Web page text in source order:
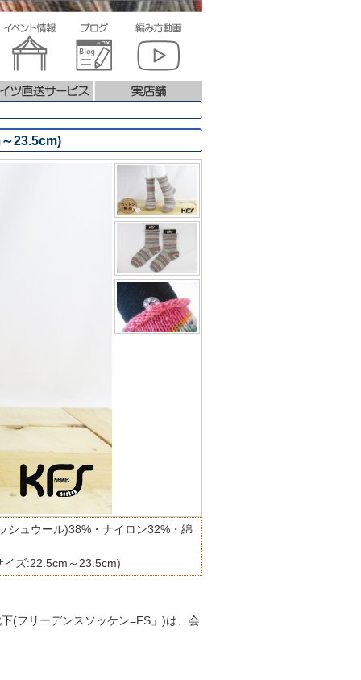
23.5cm)
シュウール)38%・ナイロン32%・綿
ズ:22.5cm～23.5cm)
(フリーデンスソッケン=FS」)は、会